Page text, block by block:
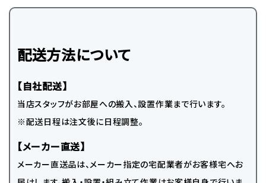
配送方法について
【自社配送】
当店スタッフがお部屋への搬入、設置作業まで行います。
※配送日程は注文後に日程調整。
【メーカー直送】
メーカー直送品は、メーカー指定の宅配業者がお客様宅へお